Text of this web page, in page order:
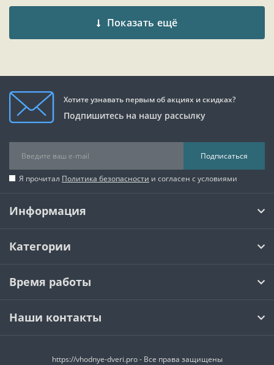
Показать ещё
Хотите узнавать первым об акциях и скидках?
Подпишитесь на нашу рассылку
Подписаться
Я прочитал Политика безопасности и согласен с условиями
Информация
Категории
Время работы
Наши контакты
https://vhodnye-dveri.pro - Все права защищены